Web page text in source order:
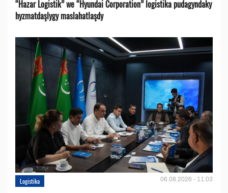
“Hazar Logistik” we “Hyundai Corporation” logistika pudagyndaky
hyzmatdaşlygy maslahatlaşdy
Logistika 06.08.2026 - 11:03